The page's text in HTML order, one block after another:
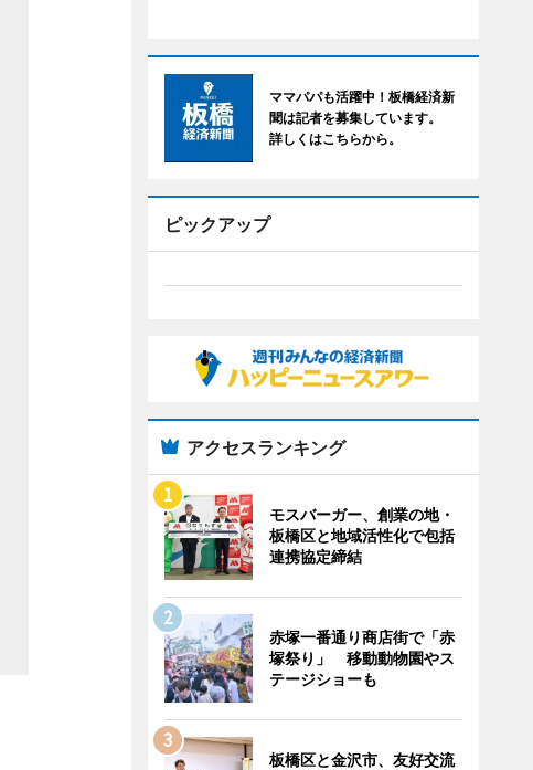
ママパパも活躍中！板橋経済新
聞は記者を募集しています。
詳しくはこちらから。
ピックアップ
アクセスランキング
モスバーガー、創業の地・
板橋区と地域活性化で包括
連携協定締結
赤塚一番通り商店街で「赤
塚祭り」 移動動物園やス
テージショーも
板橋区と金沢市、友好交流